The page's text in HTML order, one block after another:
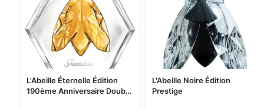
L'Abeille Éternelle Édition
190ème Anniversaire Double
L'Abeille Noire Édition
Prestige